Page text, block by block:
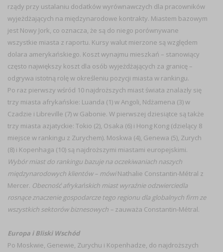
rządy przy ustalaniu dodatków wyrównawczych dla pracowników
wyjeżdżających na międzynarodowe kontrakty. Miastem bazowym
jest Nowy Jork, co oznacza, że są do niego porównywane
wszystkie miasta z raportu. Kursy walut mierzone są względem
dolara amerykańskiego. Koszt wynajmu mieszkań – stanowiący
często największy koszt dla osób wyjeżdżających za granicę –
odgrywa istotną rolę w określeniu pozycji miasta w rankingu.
Po raz pierwszy wśród 10 najdroższych miast świata znalazły się
trzy miasta afrykańskie: Luanda (1) w Angoli, Ndżamena (3) w
Czadzie i Libreville (7) w Gabonie. W pierwszej dziesiątce są także
trzy miasta azjatyckie: Tokio (2), Osaka (6) i Hong Kong (dzielący 8
miejsce w rankingu z Zurychem). Moskwa (4), Genewa (5), Zurych
(8) i Kopenhaga (10) są najdroższymi miastami europejskimi.
Wybór miast do rankingu bazuje na oczekiwaniach naszych
międzynarodowych klientów – mówiNathalie Constantin-Métral z
Mercer. Obecność afrykańskich miast wyraźnie odzwierciedla
rosnące znaczenie gospodarcze tego regionu dla globalnych firm ze
wszystkich sektorów biznesowych – zauważa Constantin-Métral.
Europa i Bliski Wschód
Po Moskwie, Genewie, Zurychu i Kopenhadze, do najdroższych